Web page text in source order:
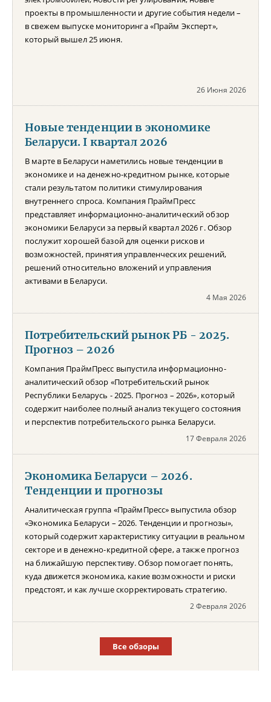
проекты в промышленности и другие события недели –
в свежем выпуске мониторинга «Прайм Эксперт»,
который вышел 25 июня.
26 Июня 2026
Новые тенденции в экономике
Беларуси. I квартал 2026
В марте в Беларуси наметились новые тенденции в
экономике и на денежно-кредитном рынке, которые
стали результатом политики стимулирования
внутреннего спроса. Компания ПраймПресс
представляет информационно-аналитический обзор
экономики Беларуси за первый квартал 2026 г. Обзор
послужит хорошей базой для оценки рисков и
возможностей, принятия управленческих решений,
решений относительно вложений и управления
активами в Беларуси.
4 Мая 2026
Потребительский рынок РБ - 2025.
Прогноз – 2026
Компания ПраймПресс выпустила информационно-
аналитический обзор «Потребительский рынок
Республики Беларусь - 2025. Прогноз – 2026», который
содержит наиболее полный анализ текущего состояния
и перспектив потребительского рынка Беларуси.
17 Февраля 2026
Экономика Беларуси – 2026.
Тенденции и прогнозы
Аналитическая группа «ПраймПресс» выпустила обзор
«Экономика Беларуси – 2026. Тенденции и прогнозы»,
который содержит характеристику ситуации в реальном
секторе и в денежно-кредитной сфере, а также прогноз
на ближайшую перспективу. Обзор помогает понять,
куда движется экономика, какие возможности и риски
предстоят, и как лучше скорректировать стратегию.
2 Февраля 2026
Все обзоры